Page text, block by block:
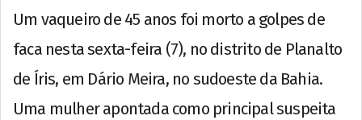
Um vaqueiro de 45 anos foi morto a golpes de
faca nesta sexta-feira (7), no distrito de Planalto
de Íris, em Dário Meira, no sudoeste da Bahia.
Uma mulher apontada como principal suspeita